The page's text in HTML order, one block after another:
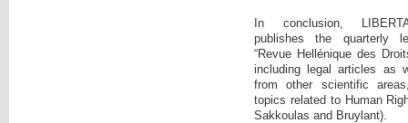
In conclusion,
publishes the quarterly
“Revue Hellénique des
including legal articles as
from other scientific
topics related to Human
Sakkoulas and Bruylant).